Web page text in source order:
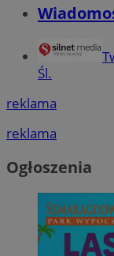
Śl.
reklama
reklama
Ogłoszenia